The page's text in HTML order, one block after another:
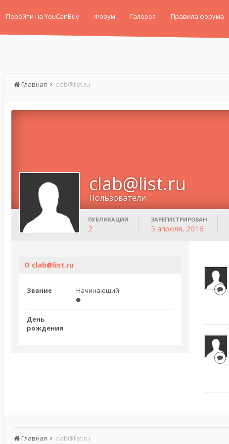
Перейти на YouCanBuy Форум Галерея Правила форума
Главная clab@list.ru
clab@list.ru
Пользователи
ПУБЛИКАЦИИ
2
ЗАРЕГИСТРИРОВАН
5 апреля, 2016
О clab@list.ru
Звание Начинающий
День
рождения
Главная clab@list.ru